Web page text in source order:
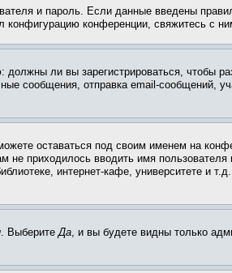
и пароль. Если данные введены
конференции, свяжитесь с
ли вы зарегистрироваться, чтобы
сообщения, отправка email-сообщений,
оставаться под своим именем на
не приходилось вводить имя
интернет-кафе, университете и
. ВыберитеДа, и вы будете видны только